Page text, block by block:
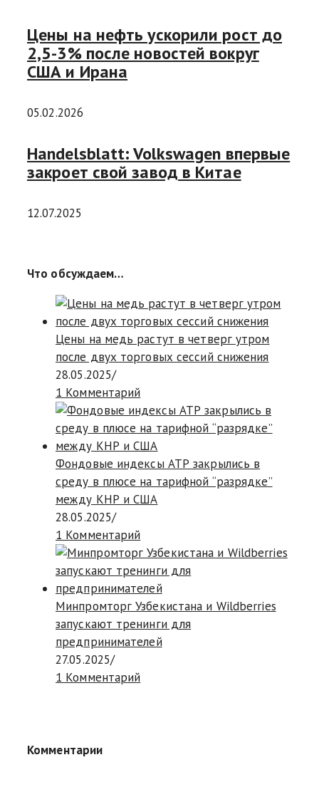
Цены на нефть ускорили рост до
2,5-3% после новостей вокруг
США и Ирана
05.02.2026
Handelsblatt: Volkswagen впервые
закроет свой завод в Китае
12.07.2025
Что обсуждаем…
Цены на медь растут в четверг утром
после двух торговых сессий снижения
28.05.2025/
1 Комментарий
Фондовые индексы АТР закрылись в
среду в плюсе на тарифной “разрядке”
между КНР и США
28.05.2025/
1 Комментарий
Минпромторг Узбекистана и Wildberries
запускают тренинги для
предпринимателей
27.05.2025/
1 Комментарий
Комментарии